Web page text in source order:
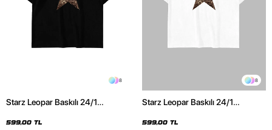
8
Starz Leopar Baskılı 24/1
599,00 TL
8
Starz Leopar Baskılı 24/1
599,00 TL